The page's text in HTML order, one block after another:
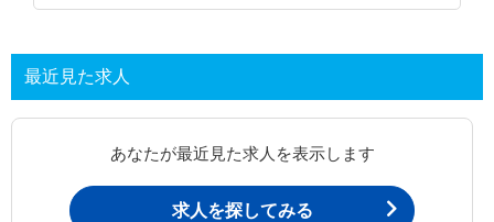
最近見た求人
あなたが最近見た求人を表示します
求人を探してみる